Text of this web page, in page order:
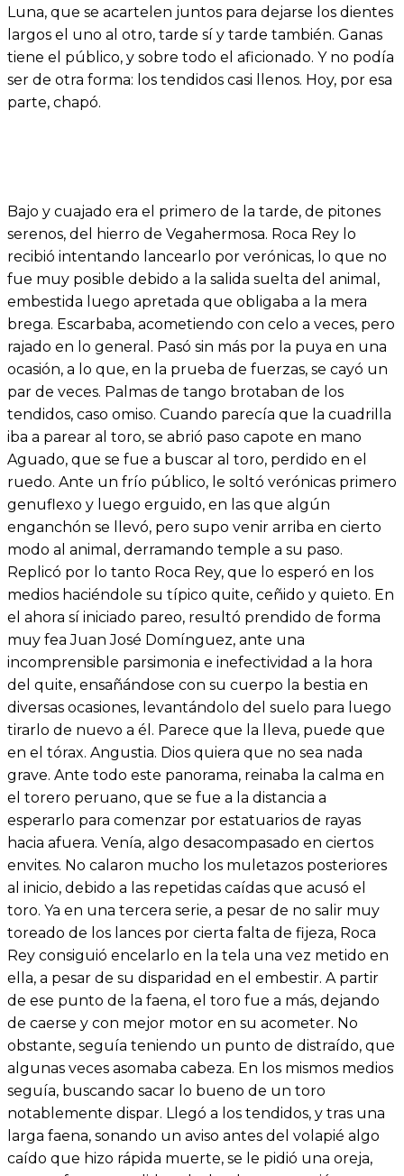
Luna, que se acartelen juntos para dejarse los dientes
largos el uno al otro, tarde sí y tarde también. Ganas
tiene el público, y sobre todo el aficionado. Y no podía
ser de otra forma: los tendidos casi llenos. Hoy, por esa
parte, chapó.
Bajo y cuajado era el primero de la tarde, de pitones
serenos, del hierro de Vegahermosa. Roca Rey lo
recibió intentando lancearlo por verónicas, lo que no
fue muy posible debido a la salida suelta del animal,
embestida luego apretada que obligaba a la mera
brega. Escarbaba, acometiendo con celo a veces, pero
rajado en lo general. Pasó sin más por la puya en una
ocasión, a lo que, en la prueba de fuerzas, se cayó un
par de veces. Palmas de tango brotaban de los
tendidos, caso omiso. Cuando parecía que la cuadrilla
iba a parear al toro, se abrió paso capote en mano
Aguado, que se fue a buscar al toro, perdido en el
ruedo. Ante un frío público, le soltó verónicas primero
genuflexo y luego erguido, en las que algún
enganchón se llevó, pero supo venir arriba en cierto
modo al animal, derramando temple a su paso.
Replicó por lo tanto Roca Rey, que lo esperó en los
medios haciéndole su típico quite, ceñido y quieto. En
el ahora sí iniciado pareo, resultó prendido de forma
muy fea Juan José Domínguez, ante una
incomprensible parsimonia e inefectividad a la hora
del quite, ensañándose con su cuerpo la bestia en
diversas ocasiones, levantándolo del suelo para luego
tirarlo de nuevo a él. Parece que la lleva, puede que
en el tórax. Angustia. Dios quiera que no sea nada
grave. Ante todo este panorama, reinaba la calma en
el torero peruano, que se fue a la distancia a
esperarlo para comenzar por estatuarios de rayas
hacia afuera. Venía, algo desacompasado en ciertos
envites. No calaron mucho los muletazos posteriores
al inicio, debido a las repetidas caídas que acusó el
toro. Ya en una tercera serie, a pesar de no salir muy
toreado de los lances por cierta falta de fijeza, Roca
Rey consiguió encelarlo en la tela una vez metido en
ella, a pesar de su disparidad en el embestir. A partir
de ese punto de la faena, el toro fue a más, dejando
de caerse y con mejor motor en su acometer. No
obstante, seguía teniendo un punto de distraído, que
algunas veces asomaba cabeza. En los mismos medios
seguía, buscando sacar lo bueno de un toro
notablemente dispar. Llegó a los tendidos, y tras una
larga faena, sonando un aviso antes del volapié algo
caído que hizo rápida muerte, se le pidió una oreja,